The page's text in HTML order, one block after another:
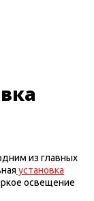
из главных
установка
освещение